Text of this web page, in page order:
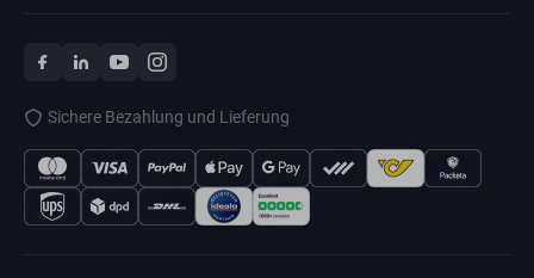
Sichere Bezahlung und Lieferung